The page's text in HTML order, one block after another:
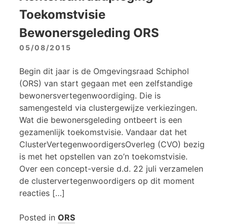
Toekomstvisie
Bewonersgeleding ORS
05/08/2015
Begin dit jaar is de Omgevingsraad Schiphol
(ORS) van start gegaan met een zelfstandige
bewonersvertegenwoordiging. Die is
samengesteld via clustergewijze verkiezingen.
Wat die bewonersgeleding ontbeert is een
gezamenlijk toekomstvisie. Vandaar dat het
ClusterVertegenwoordigersOverleg (CVO) bezig
is met het opstellen van zo’n toekomstvisie.
Over een concept-versie d.d. 22 juli verzamelen
de clustervertegenwoordigers op dit moment
reacties […]
Posted in ORS